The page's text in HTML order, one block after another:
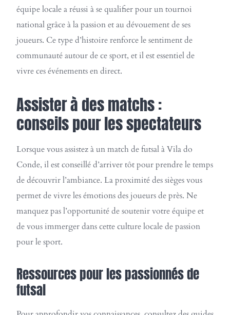
équipe locale a réussi à se qualifier pour un tournoi
national grâce à la passion et au dévouement de ses
joueurs. Ce type d’histoire renforce le sentiment de
communauté autour de ce sport, et il est essentiel de
vivre ces événements en direct.
Assister à des matchs :
conseils pour les spectateurs
Lorsque vous assistez à un match de futsal à Vila do
Conde, il est conseillé d’arriver tôt pour prendre le temps
de découvrir l’ambiance. La proximité des sièges vous
permet de vivre les émotions des joueurs de près. Ne
manquez pas l’opportunité de soutenir votre équipe et
de vous immerger dans cette culture locale de passion
pour le sport.
Ressources pour les passionnés de
futsal